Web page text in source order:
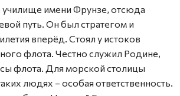
имени Фрунзе, отсюда
путь. Он был стратегом и
вперёд. Стоял у истоков
флота. Честно служил Родине,
флота. Для морской столицы
людях – особая ответственность.